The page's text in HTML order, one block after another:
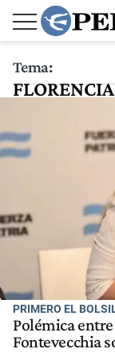
Tema:
PRIMERO EL
Polémica
Fontevecchia